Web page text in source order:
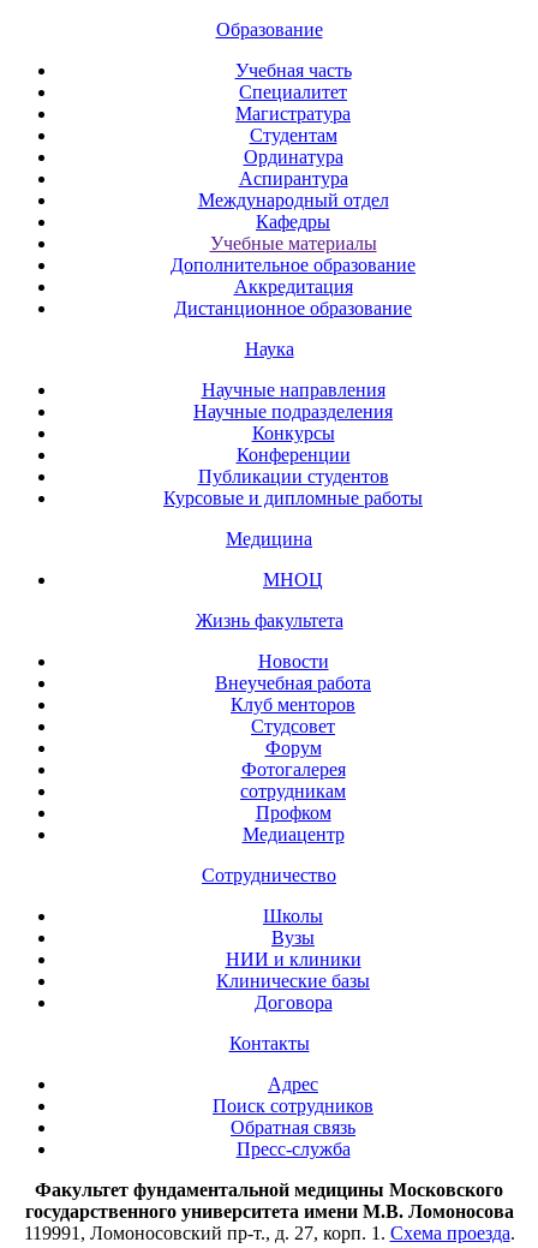
Образование
Учебная часть
Специалитет
Магистратура
Студентам
Ординатура
Аспирантура
Международный отдел
Кафедры
Учебные материалы
Дополнительное образование
Аккредитация
Дистанционное образование
Наука
Научные направления
Научные подразделения
Конкурсы
Конференции
Публикации студентов
Курсовые и дипломные работы
Медицина
МНОЦ
Жизнь факультета
Новости
Внеучебная работа
Клуб менторов
Студсовет
Форум
Фотогалерея
сотрудникам
Профком
Медиацентр
Сотрудничество
Школы
Вузы
НИИ и клиники
Клинические базы
Договора
Контакты
Адрес
Поиск сотрудников
Обратная связь
Пресс-служба
Факультет фундаментальной медицины Московского
государственного университета имени М.В. Ломоносова
119991, Ломоносовский пр-т., д. 27, корп. 1. Схема проезда.